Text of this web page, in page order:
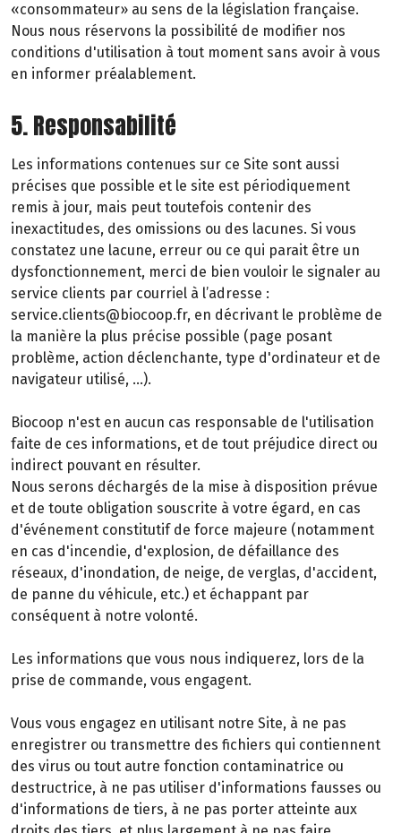
«consommateur» au sens de la législation française.
Nous nous réservons la possibilité de modifier nos
conditions d'utilisation à tout moment sans avoir à vous
en informer préalablement.
5. Responsabilité
Les informations contenues sur ce Site sont aussi
précises que possible et le site est périodiquement
remis à jour, mais peut toutefois contenir des
inexactitudes, des omissions ou des lacunes. Si vous
constatez une lacune, erreur ou ce qui parait être un
dysfonctionnement, merci de bien vouloir le signaler au
service clients par courriel à l’adresse :
service.clients@biocoop.fr, en décrivant le problème de
la manière la plus précise possible (page posant
problème, action déclenchante, type d'ordinateur et de
navigateur utilisé, …).
Biocoop n'est en aucun cas responsable de l'utilisation
faite de ces informations, et de tout préjudice direct ou
indirect pouvant en résulter.
Nous serons déchargés de la mise à disposition prévue
et de toute obligation souscrite à votre égard, en cas
d'événement constitutif de force majeure (notamment
en cas d'incendie, d'explosion, de défaillance des
réseaux, d'inondation, de neige, de verglas, d'accident,
de panne du véhicule, etc.) et échappant par
conséquent à notre volonté.
Les informations que vous nous indiquerez, lors de la
prise de commande, vous engagent.
Vous vous engagez en utilisant notre Site, à ne pas
enregistrer ou transmettre des fichiers qui contiennent
des virus ou tout autre fonction contaminatrice ou
destructrice, à ne pas utiliser d'informations fausses ou
d'informations de tiers, à ne pas porter atteinte aux